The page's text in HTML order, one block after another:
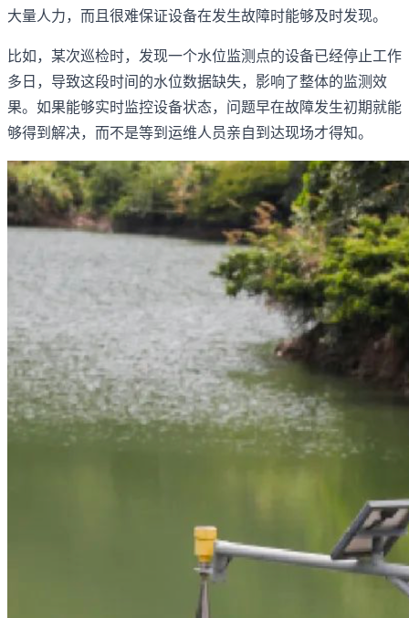
大量人力，而且很难保证设备在发生故障时能够及时发现。
比如，某次巡检时，发现一个水位监测点的设备已经停止工作
多日，导致这段时间的水位数据缺失，影响了整体的监测效
果。如果能够实时监控设备状态，问题早在故障发生初期就能
够得到解决，而不是等到运维人员亲自到达现场才得知。